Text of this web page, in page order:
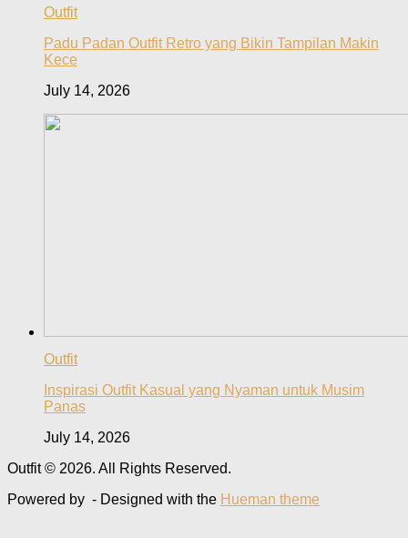
Outfit
Padu Padan Outfit Retro yang Bikin Tampilan Makin
Kece
July 14, 2026
Outfit
Inspirasi Outfit Kasual yang Nyaman untuk Musim
Panas
July 14, 2026
Outfit © 2026. All Rights Reserved.
Powered by - Designed with the Hueman theme